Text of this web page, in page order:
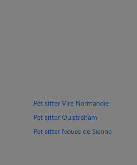
Pet sitter Vire Normandie
Pet sitter Ouistreham
Pet sitter Noues de Sienne